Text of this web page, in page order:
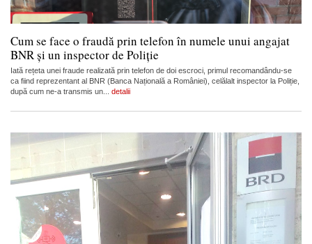
Cum se face o fraudă prin telefon în numele unui angajat
BNR și un inspector de Poliție
Iată rețeta unei fraude realizată prin telefon de doi escroci, primul recomandându-se
ca fiind reprezentant al BNR (Banca Națională a României), celălalt inspector la Poliție,
după cum ne-a transmis un... detalii